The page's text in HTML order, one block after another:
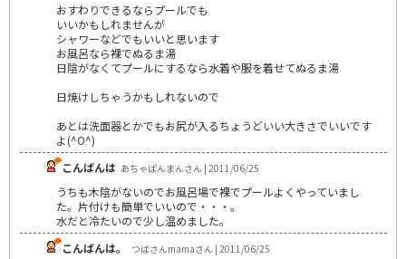
おすわりできるならプールでも
いいかもしれませんが
シャワーなどでもいいと思います
お風呂なら裸でぬるま湯
日陰がなくてプールにするなら水着や服を着せてぬるま湯
日焼けしちゃうかもしれないので
あとは洗面器とかでもお尻が入るちょうどいい大きさでいいです
よ(^O^)
こんばんは あちゃぱんまんさん | 2011/06/25
うちも木陰がないのでお風呂場で裸でプールよくやっていまし
た。片付けも簡単でいいので・・・。
水だと冷たいので少し温めました。
こんばんは。
つばさんmamaさん | 2011/06/25